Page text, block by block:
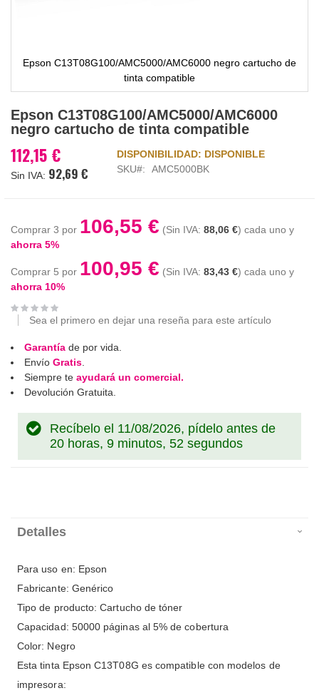
Epson C13T08G100/AMC5000/AMC6000 negro cartucho de
tinta compatible
al
comienzo
la
galería
Epson C13T08G100/AMC5000/AMC6000
negro cartucho de tinta compatible
112,15 €
92,69 €
DISPONIBILIDAD: DISPONIBLE
SKU
AMC5000BK
Comprar 3 por 106,55 € 88,06 € cada uno y
ahorra 5%
Comprar 5 por 100,95 € 83,43 € cada uno y
ahorra 10%
Sea el primero en dejar una reseña para este artículo
Garantía de por vida.
Envío Gratis.
Siempre te ayudará un comercial.
Devolución Gratuita.
Recíbelo el 11/08/2026, pídelo antes de
20 horas, 9 minutos, 52 segundos
Detalles
Para uso en: Epson
Fabricante: Genérico
Tipo de producto: Cartucho de tóner
Capacidad: 50000 páginas al 5% de cobertura
Color: Negro
Esta tinta Epson C13T08G es compatible con modelos de
impresora: